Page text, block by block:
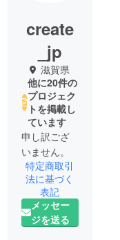
create
_jp
滋賀県
他に20件の
プロジェク
トを掲載し
ています
申し訳ござ
いません。
特定商取引
法に基づく
表記
メッセー
ジを送る